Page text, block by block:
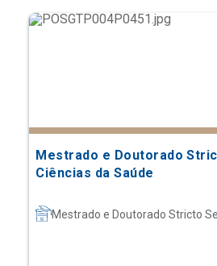
Mestrado e Doutorado
Ciências da Saúde
Mestrado e Doutorado Stricto